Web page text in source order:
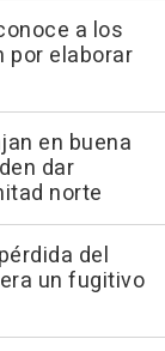
a los
por elaborar
en buena
dar
norte
del
un fugitivo